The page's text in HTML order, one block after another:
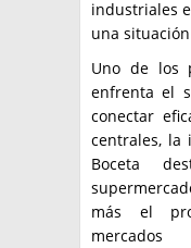
industriales
una
Uno de los
enfrenta el
conectar
centrales, la
Boceta
más el